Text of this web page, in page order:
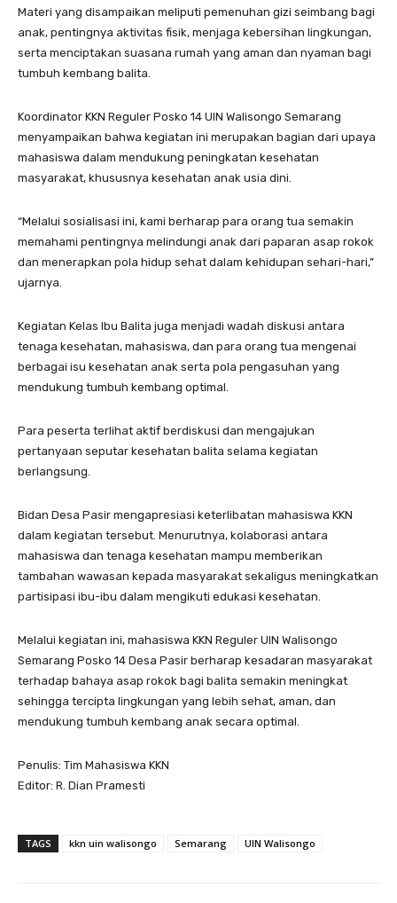
Materi yang disampaikan meliputi pemenuhan gizi seimbang bagi
anak, pentingnya aktivitas fisik, menjaga kebersihan lingkungan,
serta menciptakan suasana rumah yang aman dan nyaman bagi
tumbuh kembang balita.
Koordinator KKN Reguler Posko 14 UIN Walisongo Semarang
menyampaikan bahwa kegiatan ini merupakan bagian dari upaya
mahasiswa dalam mendukung peningkatan kesehatan
masyarakat, khususnya kesehatan anak usia dini.
“Melalui sosialisasi ini, kami berharap para orang tua semakin
memahami pentingnya melindungi anak dari paparan asap rokok
dan menerapkan pola hidup sehat dalam kehidupan sehari-hari,”
ujarnya.
Kegiatan Kelas Ibu Balita juga menjadi wadah diskusi antara
tenaga kesehatan, mahasiswa, dan para orang tua mengenai
berbagai isu kesehatan anak serta pola pengasuhan yang
mendukung tumbuh kembang optimal.
Para peserta terlihat aktif berdiskusi dan mengajukan
pertanyaan seputar kesehatan balita selama kegiatan
berlangsung.
Bidan Desa Pasir mengapresiasi keterlibatan mahasiswa KKN
dalam kegiatan tersebut. Menurutnya, kolaborasi antara
mahasiswa dan tenaga kesehatan mampu memberikan
tambahan wawasan kepada masyarakat sekaligus meningkatkan
partisipasi ibu-ibu dalam mengikuti edukasi kesehatan.
Melalui kegiatan ini, mahasiswa KKN Reguler UIN Walisongo
Semarang Posko 14 Desa Pasir berharap kesadaran masyarakat
terhadap bahaya asap rokok bagi balita semakin meningkat
sehingga tercipta lingkungan yang lebih sehat, aman, dan
mendukung tumbuh kembang anak secara optimal.
Penulis: Tim Mahasiswa KKN
Editor: R. Dian Pramesti
TAGS kkn uin walisongo Semarang UIN Walisongo